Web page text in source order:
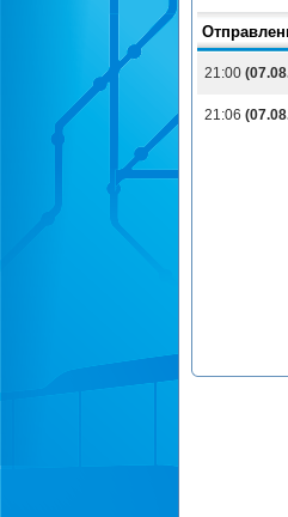
21:00
21:06